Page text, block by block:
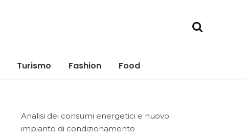
Turismo Fashion Food
Analisi dei consumi energetici e nuovo
impianto di condizionamento